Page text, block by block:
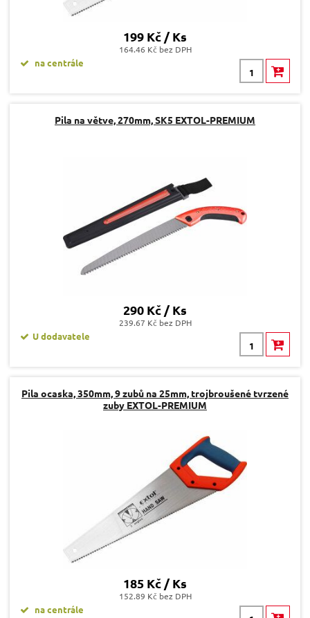
199 Kč / Ks
164.46 Kč bez DPH
na centrále
Pila na větve, 270mm, SK5 EXTOL-PREMIUM
290 Kč / Ks
239.67 Kč bez DPH
U dodavatele
Pila ocaska, 350mm, 9 zubů na 25mm, trojbroušené tvrzené
zuby EXTOL-PREMIUM
185 Kč / Ks
152.89 Kč bez DPH
na centrále